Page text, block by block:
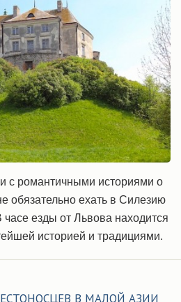
с романтичными историями о
обязательно ехать в Силезию
езды от Львова находится
историей и традициями.
В МАЛОЙ АЗИИ